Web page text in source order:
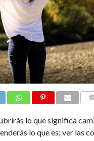
lo que significa
lo que es; ver las